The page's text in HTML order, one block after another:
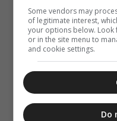
Some vendors may
of legitimate interest,
your options below.
or in the site menu to
and cookie settings.
Do